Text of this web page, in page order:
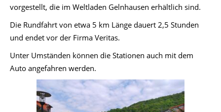
vorgestellt, die im Weltladen Gelnhausen erhältlich sind.
Die Rundfahrt von etwa 5 km Länge dauert 2,5 Stunden
und endet vor der Firma Veritas.
Unter Umständen können die Stationen auch mit dem
Auto angefahren werden.